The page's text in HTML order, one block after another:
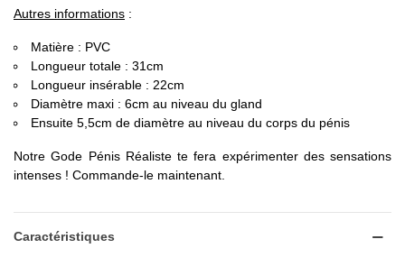
Autres informations :
Matière : PVC
Longueur totale : 31cm
Longueur insérable : 22cm
Diamètre maxi : 6cm au niveau du gland
Ensuite 5,5cm de diamètre au niveau du corps du pénis
Notre Gode Pénis Réaliste te fera expérimenter des sensations
intenses ! Commande-le maintenant.
Caractéristiques